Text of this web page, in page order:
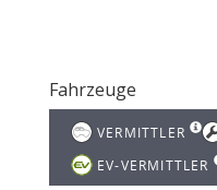
Fahrzeuge